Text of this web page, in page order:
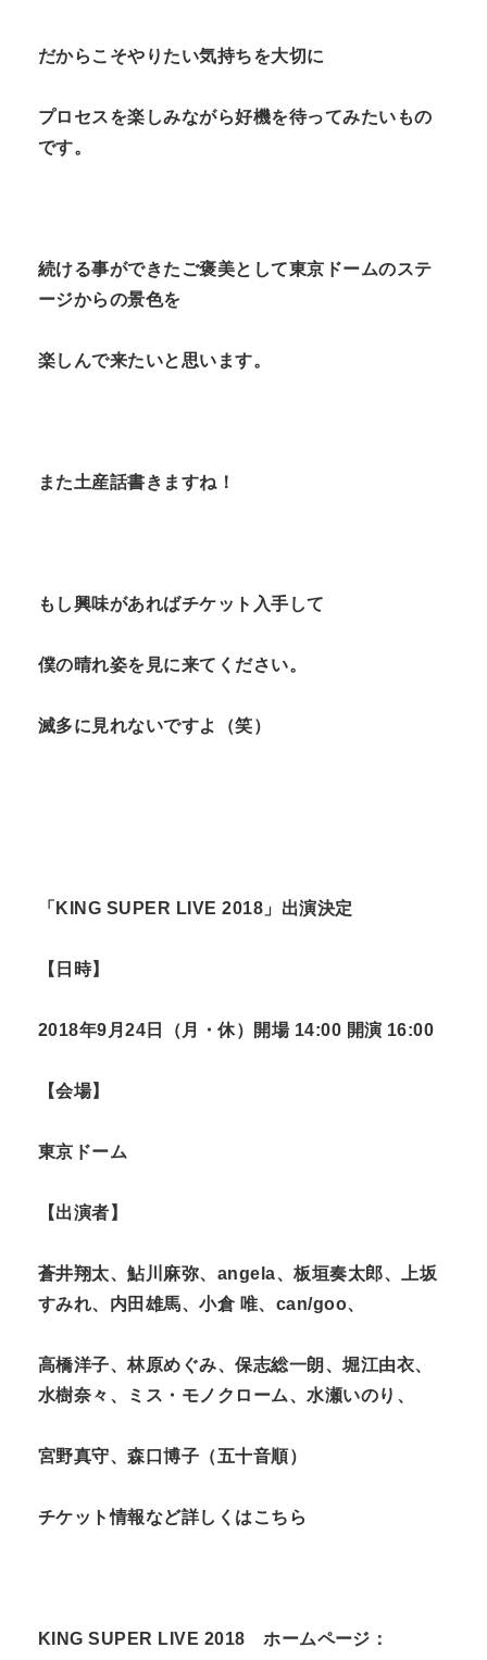
だからこそやりたい気持ちを大切に
プロセスを楽しみながら好機を待ってみたいもの
です。
続ける事ができたご褒美として東京ドームのステ
ージからの景色を
楽しんで来たいと思います。
また土産話書きますね！
もし興味があればチケット入手して
僕の晴れ姿を見に来てください。
滅多に見れないですよ（笑）
「 KING SUPER LIVE 2018 」出演決定
【日時】
2018年9 月24 日（月・休）開場14:00 開演 16:00
【会場】
東京ドーム
【出演者】
蒼井翔太、鮎川麻弥、 angela、板垣奏太郎、上坂
すみれ、内田雄馬、小倉 唯、 can/goo、
高橋洋子、林原めぐみ、保志総一朗、堀江由衣、
水樹奈々、ミス・モノクローム、水瀬いのり、
宮野真守、森口博子（五十音順）
チケット情報など詳しくはこちら
KING SUPER LIVE 2018 ホームページ：